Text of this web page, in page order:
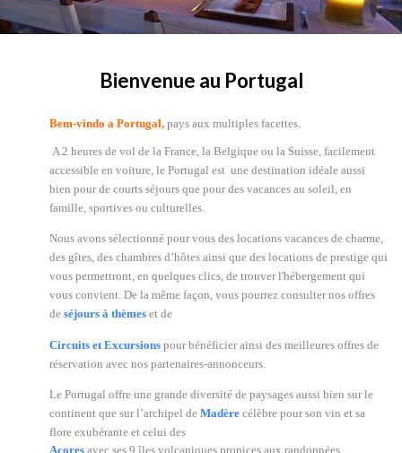
Bienvenue au Portugal
Bem-vindo a Portugal, pays aux multiples facettes.
A 2 heures de vol de la France, la Belgique ou la Suisse, facilement
accessible en voiture, le Portugal est une destination idéale aussi
bien pour de courts séjours que pour des vacances au soleil, en
famille, sportives ou culturelles.
Nous avons sélectionné pour vous des locations vacances de charme,
des gîtes, des chambres d’hôtes ainsi que des locations de prestige qui
vous permettront, en quelques clics, de trouver l'hébergement qui
vous convient. De la même façon, vous pourrez consulter nos offres
de séjours à thèmes et de
Circuits et Excursions pour bénéficier ainsi des meilleures offres de
réservation avec nos partenaires-annonceurs.
Le Portugal offre une grande diversité de paysages aussi bien sur le
continent que sur l’archipel de Madère célèbre pour son vin et sa
flore exubérante et celui des
Açores avec ses 9 îles volcaniques propices aux randonnées.